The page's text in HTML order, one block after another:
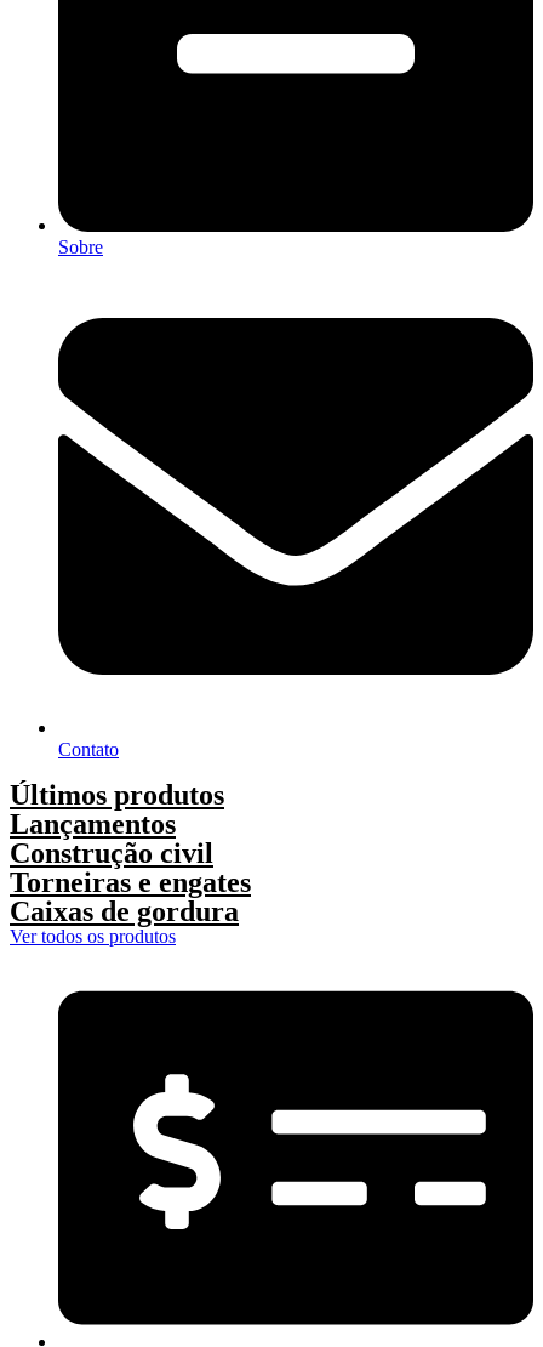
Sobre
Contato
Últimos produtos
Lançamentos
Construção civil
Torneiras e engates
Caixas de gordura
Ver todos os produtos